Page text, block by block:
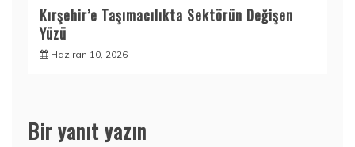
Kırşehir’e Taşımacılıkta Sektörün Değişen
Yüzü
Haziran 10, 2026
Bir yanıt yazın